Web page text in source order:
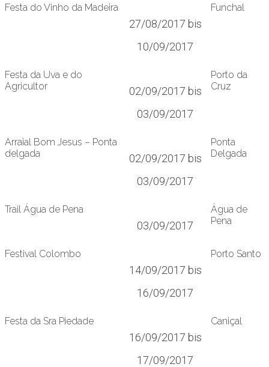
Festa do Vinho da Madeira
27/08/2017 bis
10/09/2017
Funchal
Festa da Uva e do
Agricultor
02/09/2017 bis
03/09/2017
Porto da
Cruz
Arraial Bom Jesus – Ponta
delgada
02/09/2017 bis
03/09/2017
Ponta
Delgada
Trail Água de Pena
03/09/2017
Água de
Pena
Festival Colombo
14/09/2017 bis
16/09/2017
Porto Santo
Festa da Sra Piedade
16/09/2017 bis
17/09/2017
Caniçal